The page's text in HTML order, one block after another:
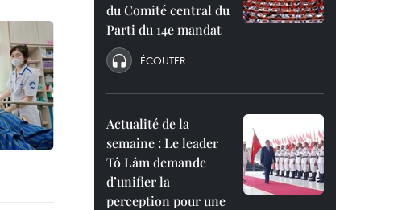
du Comité central du
Parti du 14e mandat
ÉCOUTER
Actualité de la
semaine : Le leader
Tô Lâm demande
d’unifier la
perception pour une